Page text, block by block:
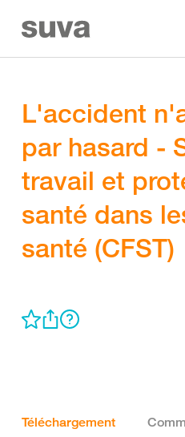
L'accident
par hasard -
travail et
santé dans
santé (CFST)
Téléchargement